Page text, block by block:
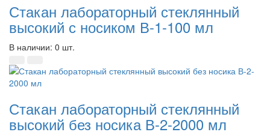
Стакан лабораторный стеклянный
высокий с носиком В-1-100 мл
В наличии: 0 шт.
Стакан лабораторный стеклянный
высокий без носика В-2-2000 мл